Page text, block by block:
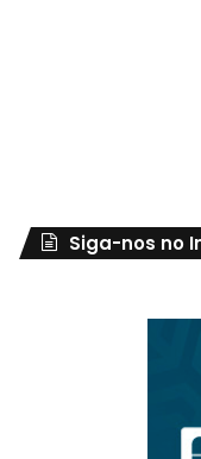
Siga-nos no